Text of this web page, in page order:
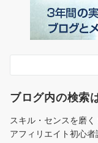
ブログ内の検索
スキル・センスを磨く
アフィリエイト初心者